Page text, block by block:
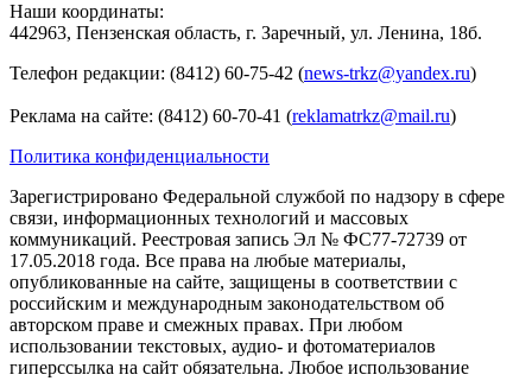
Наши координаты:
442963, Пензенская область, г. Заречный, ул. Ленина, 18б.
Телефон редакции: (8412) 60-75-42 (news-trkz@yandex.ru)
Реклама на сайте: (8412) 60-70-41 (reklamatrkz@mail.ru)
Политика конфиденциальности
Зарегистрировано Федеральной службой по надзору в сфере
связи, информационных технологий и массовых
коммуникаций. Реестровая запись Эл № ФС77-72739 от
17.05.2018 года. Все права на любые материалы,
опубликованные на сайте, защищены в соответствии с
российским и международным законодательством об
авторском праве и смежных правах. При любом
использовании текстовых, аудио- и фотоматериалов
гиперссылка на сайт обязательна. Любое использование